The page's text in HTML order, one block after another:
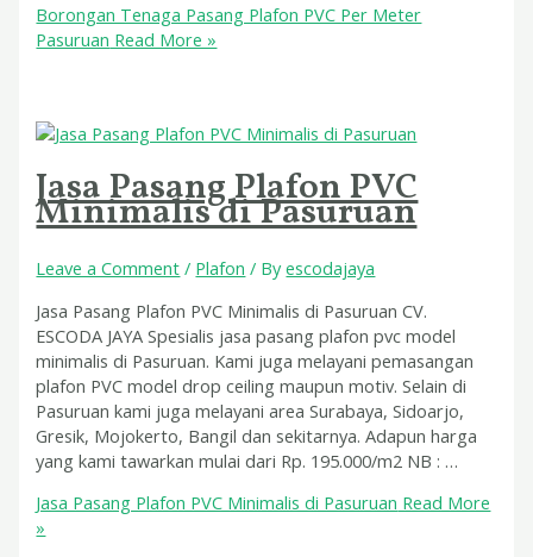
Borongan Tenaga Pasang Plafon PVC Per Meter
Pasuruan Read More »
Jasa Pasang Plafon PVC
Minimalis di Pasuruan
Leave a Comment / Plafon / Byescodajaya
Jasa Pasang Plafon PVC Minimalis di Pasuruan CV.
ESCODA JAYA Spesialis jasa pasang plafon pvc model
minimalis di Pasuruan. Kami juga melayani pemasangan
plafon PVC model drop ceiling maupun motiv. Selain di
Pasuruan kami juga melayani area Surabaya, Sidoarjo,
Gresik, Mojokerto, Bangil dan sekitarnya. Adapun harga
yang kami tawarkan mulai dari Rp. 195.000/m2 NB : …
Jasa Pasang Plafon PVC Minimalis di Pasuruan Read More
»